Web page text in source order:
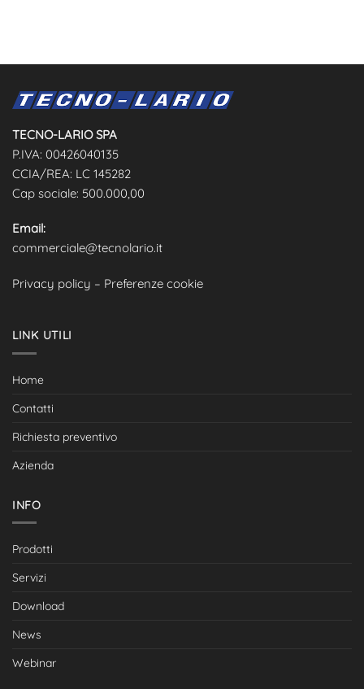
TECNO-LARIO SPA
P.IVA: 00426040135
CCIA/REA: LC 145282
Cap sociale: 500.000,00
Email:
commerciale@tecnolario.it
Privacy policy – Preferenze cookie
LINK UTILI
Home
Contatti
Richiesta preventivo
Azienda
INFO
Prodotti
Servizi
Download
News
Webinar